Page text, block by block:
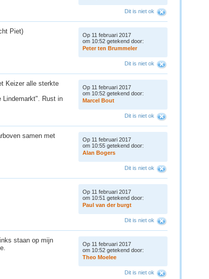
Dit is niet ok
Piet)
Op 11 februari 2017
om 10:52 getekend door:
Peter ten Brummeler
Dit is niet ok
Keizer alle sterkte
Lindemarkt". Rust in
Op 11 februari 2017
om 10:52 getekend door:
Marcel Bout
Dit is niet ok
samen met
Op 11 februari 2017
om 10:55 getekend door:
Alan Bogers
Dit is niet ok
Op 11 februari 2017
om 10:51 getekend door:
Paul van der burgt
Dit is niet ok
staan op mijn
Op 11 februari 2017
om 10:52 getekend door:
Theo Moelee
Dit is niet ok